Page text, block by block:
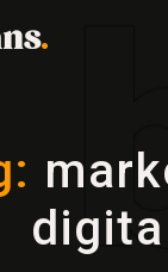
digital